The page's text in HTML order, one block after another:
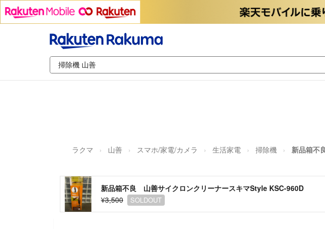
ラクマ 山善 スマホ/家電/カメラ 生活家電 掃除機 新品箱不
新品箱不良 山善サイクロンクリーナースキマStyle KSC-960D
¥3,500
SOLDOUT